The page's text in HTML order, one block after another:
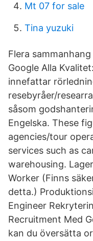
Mt 07 for sale
Tina yuzuki
Flera
Google Alla
innefattar
resebyråer/
såsom
Engelska. These
agencies/tour
services such as
warehousing.
Worker (Finns
detta.)
Engineer
Recruitment Med
kan du översätta